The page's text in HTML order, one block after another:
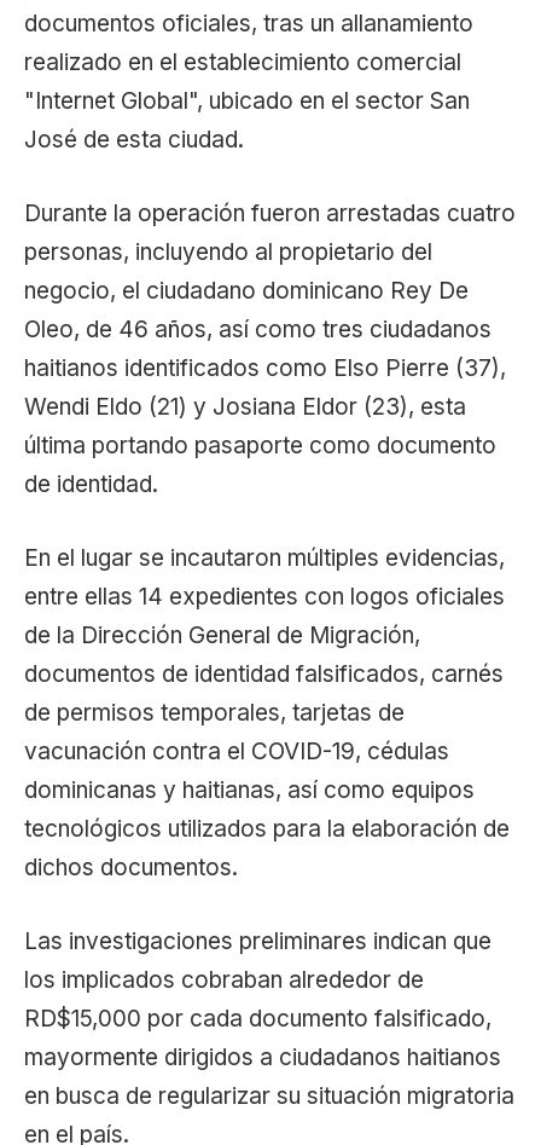
documentos oficiales, tras un allanamiento
realizado en el establecimiento comercial
"Internet Global", ubicado en el sector San
José de esta ciudad.
Durante la operación fueron arrestadas cuatro
personas, incluyendo al propietario del
negocio, el ciudadano dominicano Rey De
Oleo, de 46 años, así como tres ciudadanos
haitianos identificados como Elso Pierre (37),
Wendi Eldo (21) y Josiana Eldor (23), esta
última portando pasaporte como documento
de identidad.
En el lugar se incautaron múltiples evidencias,
entre ellas 14 expedientes con logos oficiales
de la Dirección General de Migración,
documentos de identidad falsificados, carnés
de permisos temporales, tarjetas de
vacunación contra el COVID-19, cédulas
dominicanas y haitianas, así como equipos
tecnológicos utilizados para la elaboración de
dichos documentos.
Las investigaciones preliminares indican que
los implicados cobraban alrededor de
RD$15,000 por cada documento falsificado,
mayormente dirigidos a ciudadanos haitianos
en busca de regularizar su situación migratoria
en el país.